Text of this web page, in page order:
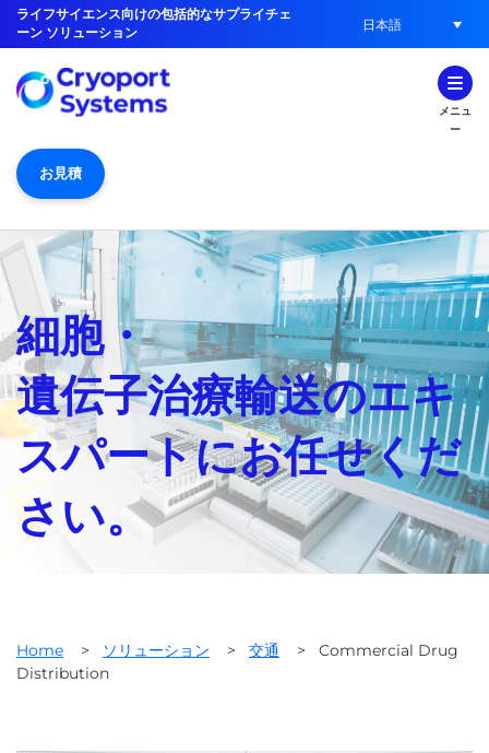
ライフサイエンス向けの包括的なサプライチェ
ーン ソリューション
日本語
メニュ
ー
お見積
細胞・
遺伝子治療輸送のエキ
スパートにお任せくだ
さい。
Home > ソリューション > 交通 >
Commercial Drug
Distribution